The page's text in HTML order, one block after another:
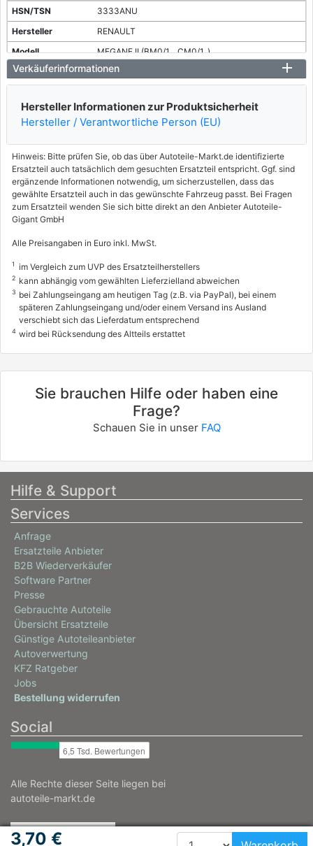
3333ANU
RENAULT
MEGANE II (BM0/1_, CM0/1_)
2.0
08/2006 - 02/2008
RENAULT
MEGANE II (BM0/1_, CM0/1_)
2.0 dCi
info
RENAULT
MEGANE II (BM0/1_, CM0/1_)
2.0 Renault Sport
165 / 224
3333ACG, 3333AKR
RENAULT
09/2005 - 11/2008
Verkäuferinformationen
Hersteller Informationen zur Produktsicherheit
Hersteller / Verantwortliche Person (EU)
Hinweis: Bitte prüfen Sie, ob das über Autoteile-Markt.de identifizierte
Ersatzteil auch tatsächlich dem gesuchten Ersatzteil entspricht. Ggf. sind
ergänzende Informationen notwendig, um sicherzustellen, dass das
gewählte Ersatzteil auch in das gewünschte Fahrzeug passt. Bei Fragen
zum Ersatzteil wenden Sie sich bitte direkt an den Anbieter Autoteile-
Gigant GmbH
Alle Preisangaben in Euro inkl. MwSt.
1 im Vergleich zum UVP des Ersatzteilherstellers
2 kann abhängig vom gewählten Lieferzielland abweichen
3 bei Zahlungseingang am heutigen Tag (z.B. via PayPal), bei einem
späteren Zahlungseingang und/oder einem Versand ins Ausland
verschiebt sich das Lieferdatum entsprechend
4 wird bei Rücksendung des Altteils erstattet
3,70 €
Sie brauchen Hilfe oder haben eine
Frage?
Schauen Sie in unser FAQ
Hilfe & Support
Services
Anfrage
Ersatzteile Anbieter
B2B Wiederverkäufer
Software Partner
Presse
Gebrauchte Autoteile
Übersicht Ersatzteile
Günstige Autoteileanbieter
Autoverwertung
KFZ Ratgeber
Jobs
Bestellung widerrufen
Social
Alle Rechte dieser Seite liegen bei
autoteile-markt.de